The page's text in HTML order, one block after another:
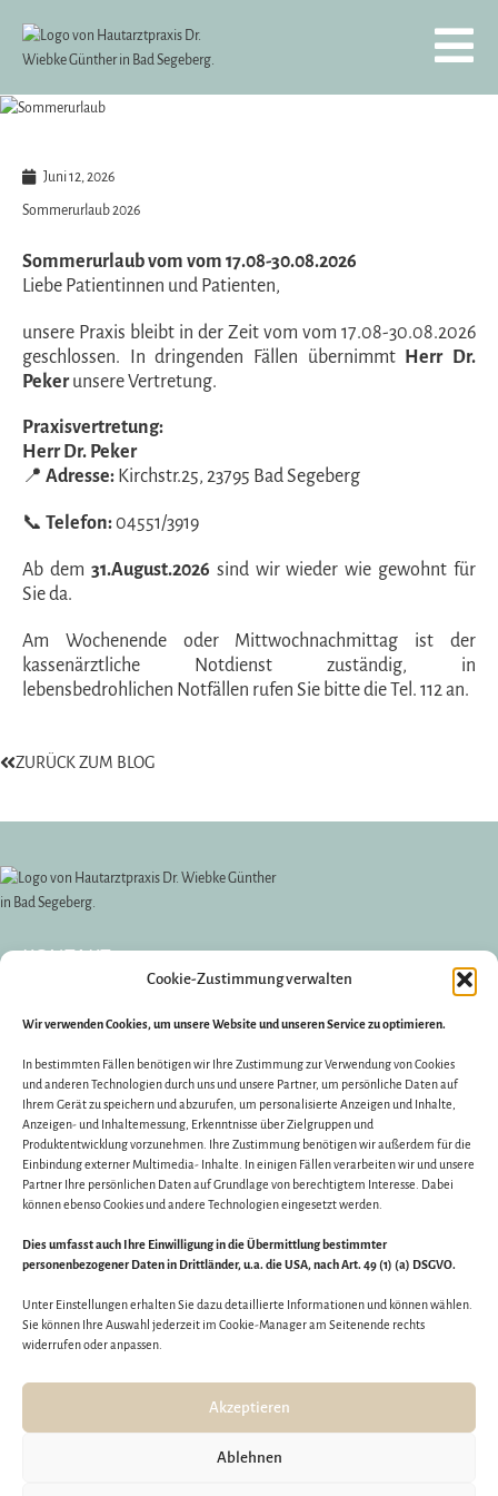
Cookie-Zustimmung verwalten
Wir verwenden Cookies, um unsere Website und unseren Service zu optimieren.
In bestimmten Fällen benötigen wir Ihre Zustimmung zur Verwendung von Cookies
und anderen Technologien durch uns und unsere Partner, um persönliche Daten auf
Ihrem Gerät zu speichern und abzurufen, um personalisierte Anzeigen und Inhalte,
Anzeigen- und Inhaltemessung, Erkenntnisse über Zielgruppen und
Produktentwicklung vorzunehmen. Ihre Zustimmung benötigen wir außerdem für die
Einbindung externer Multimedia- Inhalte. In einigen Fällen verarbeiten wir und unsere
Partner Ihre persönlichen Daten auf Grundlage von berechtigtem Interesse. Dabei
können ebenso Cookies und andere Technologien eingesetzt werden.
Dies umfasst auch Ihre Einwilligung in die Übermittlung bestimmter
personenbezogener Daten in Drittländer, u.a. die USA, nach Art. 49 (1) (a) DSGVO.
Unter Einstellungen erhalten Sie dazu detaillierte Informationen und können wählen.
Sie können Ihre Auswahl jederzeit im Cookie-Manager am Seitenende rechts
widerrufen oder anpassen.
Akzeptieren
Ablehnen
Inhalt
springen
Juni 12, 2026
Sommerurlaub 2026
Sommerurlaub vom vom 17.08-30.08.2026
Liebe Patientinnen und Patienten,
unsere Praxis bleibt in der Zeit vom vom 17.08-30.08.2026
geschlossen. In dringenden Fällen übernimmt Herr Dr.
Pekerunsere Vertretung.
Praxisvertretung:
Herr Dr. Peker
📍 Adresse: Kirchstr.25, 23795 Bad Segeberg
📞 Telefon:04551/3919
Ab dem 31.August.2026 sind wir wieder wie gewohnt für
Sie da.
Am Wochenende oder Mittwochnachmittag ist der
kassenärztliche Notdienst zuständig, in
lebensbedrohlichen Notfällen rufen Sie bitte die Tel. 112 an.
ZURÜCK ZUM BLOG
KONTAKT
Dr. med. Wiebke Günther
Parkstraße 38 | 23795 Bad Segeberg
Telefon 04551 93 8 48
Telefax 04551 93 9 48
willkommen@hautarzt-bad-segeberg.de
SPRECHZEITEN
Montag | Mittwoch | Freitag
8:30 - 13:00 Uhr
Dienstag | Donnerstag
8:30 - 13:00 Uhr & 14:30 - 18:00 Uhr
BUCHEN SIE JETZT IHREN TERMIN
BEQUEM ONLINE